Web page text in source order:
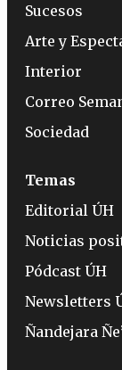
Sucesos
Arte y
Interior
Correo
Sociedad
Temas
Editorial ÚH
Noticias
Pódcast ÚH
Newsletters
Ñandejara